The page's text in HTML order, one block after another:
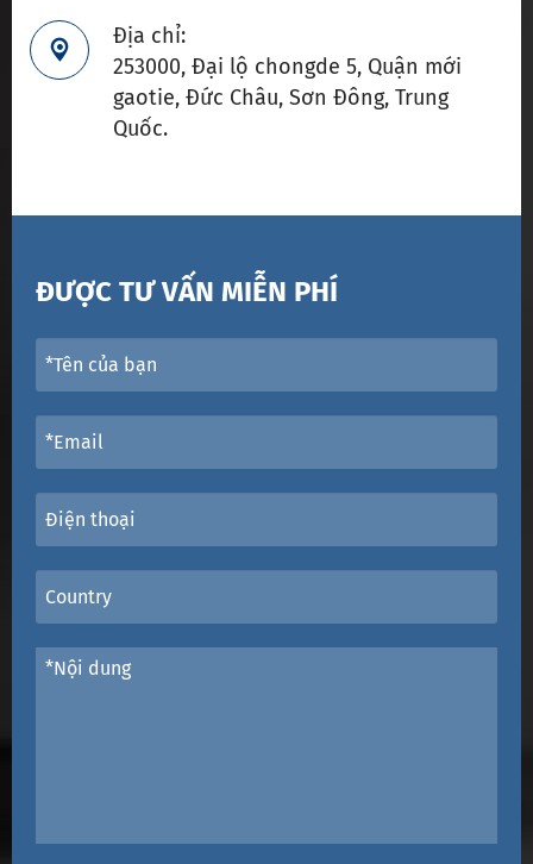

Địa chỉ:
253000, Đại lộ chongde 5, Quận mới
gaotie, Đức Châu, Sơn Đông, Trung
Quốc.
ĐƯỢC TƯ VẤN MIỄN PHÍ